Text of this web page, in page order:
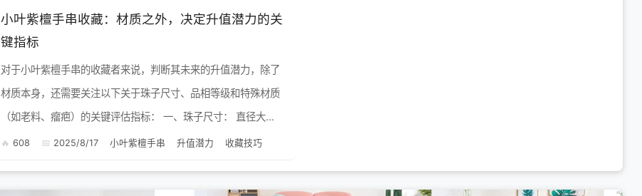
小叶紫檀手串收藏：材质之外，决定升值潜力的关
键指标
对于小叶紫檀手串的收藏者来说，判断其未来的升值潜力，除了
材质本身，还需要关注以下关于珠子尺寸、品相等级和特殊材质
（如老料、瘤疤）的关键评估指标： 一、珠子尺寸： 直径大
小： 在其他条件相同的情况下，直径越大的珠子通常...
608 2025/8/17 小叶紫檀手串 升值潜力 收藏技巧